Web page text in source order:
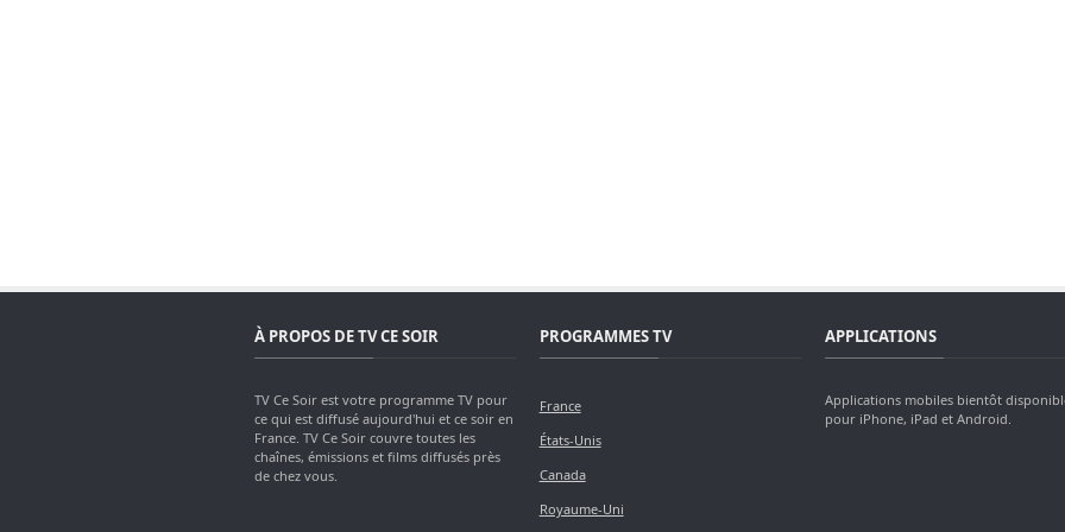
À PROPOS DE TV CE SOIR
TV Ce Soir est votre programme TV pour
ce qui est diffusé aujourd'hui et ce soir en
France. TV Ce Soir couvre toutes les
chaînes, émissions et films diffusés près
de chez vous.
PROGRAMMES TV
France
États-Unis
Canada
Royaume-Uni
APPLICATIONS
Applications mobiles bientôt
pour iPhone, iPad et Android.